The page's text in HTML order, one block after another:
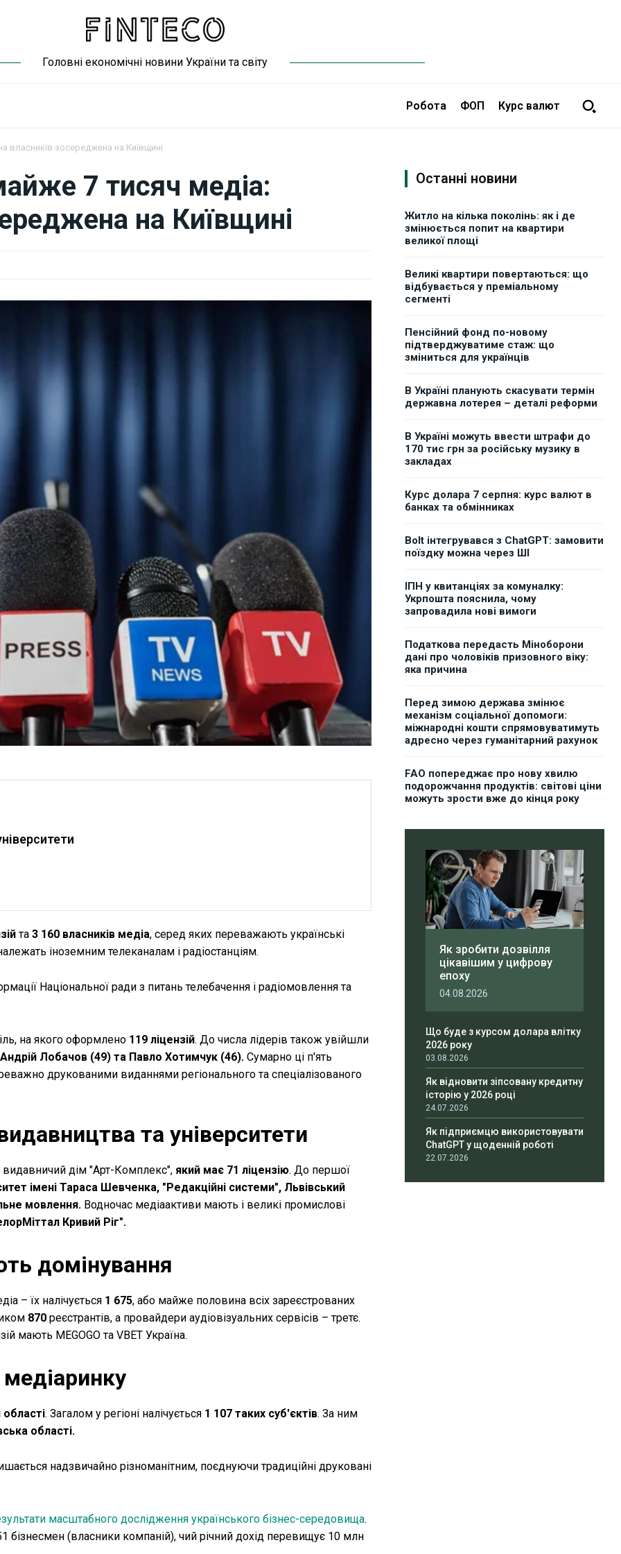
Головні економічні новини України та світу
Робота ФОП Курс валют
власників зосереджена на Київщині
7 тисяч медіа:
на Київщині
та 3 160 власників медіа, серед яких переважають українські
іноземним телеканалам і радіостанціям.
Національної ради з питань телебачення і радіомовлення та
на якого оформлено 119 ліцензій. До числа лідерів також увійшли
Лобачов (49) та Павло Хотимчук (46). Сумарно ці п'ять
друкованими виданнями регіонального та спеціалізованого
та університети
дім "Арт-Комплекс", який має 71 ліцензію. До першої
імені Тараса Шевченка, "Редакційні системи", Львівський
мовлення. Водночас медіаактиви мають і великі промислові
Кривий Ріг".
домінування
– їх налічується 1 675, або майже половина всіх зареєстрованих
870 реєстрантів, а провайдери аудіовізуальних сервісів – третє.
мають MEGOGO та VBET Україна.
області. Загалом у регіоні налічується 1 107 таких суб'єктів. За ним
області.
надзвичайно різноманітним, поєднуючи традиційні друковані
масштабного дослідження українського бізнес-середовища.
бізнесмен (власники компаній), чий річний дохід перевищує 10 млн
Останні новини
Житло на кілька поколінь: як і де
змінюється попит на квартири
великої площі
Великі квартири повертаються: що
відбувається у преміальному
сегменті
Пенсійний фонд по-новому
підтверджуватиме стаж: що
зміниться для українців
В Україні планують скасувати термін
державна лотерея – деталі реформи
В Україні можуть ввести штрафи до
170 тис грн за російську музику в
закладах
Курс долара 7 серпня: курс валют в
банках та обмінниках
Bolt інтегрувався з ChatGPT: замовити
поїздку можна через ШІ
ІПН у квитанціях за комуналку:
Укрпошта пояснила, чому
запровадила нові вимоги
Податкова передасть Міноборони
дані про чоловіків призовного віку:
яка причина
Перед зимою держава змінює
механізм соціальної допомоги:
міжнародні кошти спрямовуватимуть
адресно через гуманітарний рахунок
FAO попереджає про нову хвилю
подорожчання продуктів: світові ціни
можуть зрости вже до кінця року
Як зробити дозвілля
цікавішим у цифрову
епоху
04.08.2026
Що буде з курсом долара влітку
2026 року
03.08.2026
Як відновити зіпсовану кредитну
історію у 2026 році
24.07.2026
Як підприємцю використовувати
ChatGPT у щоденній роботі
22.07.2026